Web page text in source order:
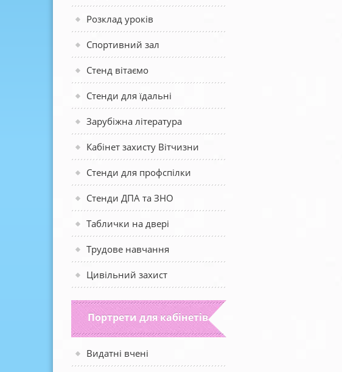
Розклад уроків
Спортивний зал
Стенд вітаємо
Стенди для їдальні
Зарубіжна література
Кабінет захисту Вітчизни
Стенди для профспілки
Стенди ДПА та ЗНО
Таблички на двері
Трудове навчання
Цивільний захист
Портрети для кабінетів
Видатні вчені